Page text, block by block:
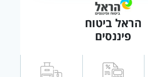
הראל ביטוח
פיננסים